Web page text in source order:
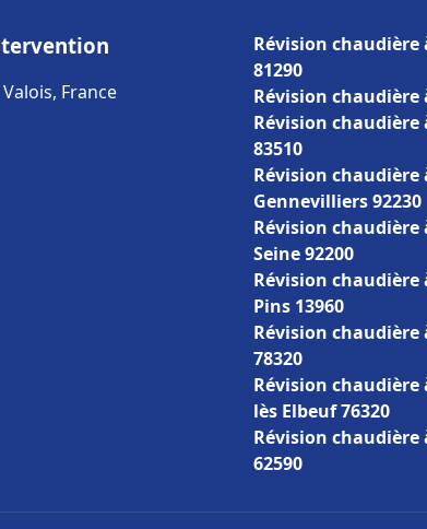
France
Révision chaudière
81290
Révision chaudière
Révision chaudière
83510
Révision chaudière
Gennevilliers 92230
Révision
Seine 92200
Révision chaudière
Pins 13960
Révision chaudière
78320
Révision chaudière
lès Elbeuf 76320
Révision chaudière
62590